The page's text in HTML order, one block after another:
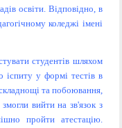
освіти. Відповідно, в
коледжі імені
студентів шляхом
іспиту у формі тестів в
та побоювання,
вийти на зв'язок з
пройти атестацію.